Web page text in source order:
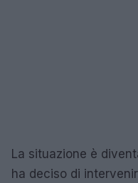
La situazione è
ha deciso di